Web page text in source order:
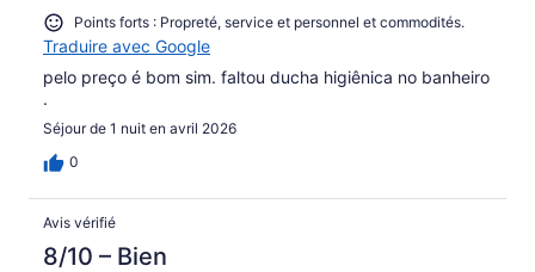
Points forts : Propreté, service et personnel et commodités.
Traduire avec Google
pelo preço é bom sim. faltou ducha higiênica no banheiro
.
Séjour de 1 nuit en avril 2026
0
Avis vérifié
8/10 – Bien